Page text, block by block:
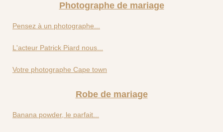
Photographe de mariage
Pensez à un photographe...
L'acteur Patrick Piard nous...
Votre photographe Cape town
Robe de mariage
Banana powder, le parfait...